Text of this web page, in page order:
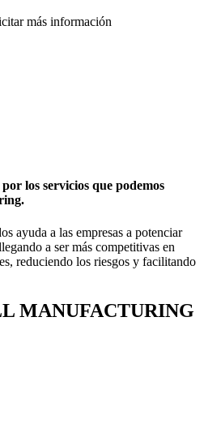
más información
los servicios que podemos
ayuda a las empresas a potenciar
a ser más competitivas en
reduciendo los riesgos y facilitando
MANUFACTURING